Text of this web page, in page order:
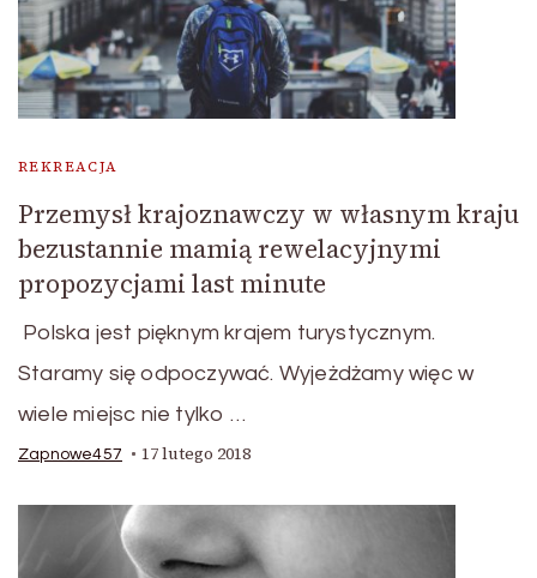
REKREACJA
Przemysł krajoznawczy w własnym kraju
bezustannie mamią rewelacyjnymi
propozycjami last minute
Polska jest pięknym krajem turystycznym.
Staramy się odpoczywać. Wyjeżdżamy więc w
wiele miejsc nie tylko …
Zapnowe457 17 lutego 2018